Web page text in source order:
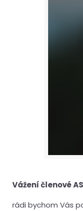
Vážení členové
rádi bychom Vás